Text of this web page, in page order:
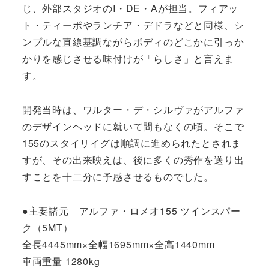
じ、外部スタジオのI・DE・Aが担当。フィアッ
ト・ティーポやランチア・デドラなどと同様、シ
ンプルな直線基調ながらボディのどこかに引っか
かりを感じさせる味付けが「らしさ」と言えま
す。
開発当時は、ワルター・デ・シルヴァがアルファ
のデザインヘッドに就いて間もなくの頃。そこで
155のスタイリイグは順調に進められたとされま
すが、その出来映えは、後に多くの秀作を送り出
すことを十二分に予感させるものでした。
●主要諸元 アルファ・ロメオ155 ツインスパー
ク（5MT）
全長4445mm×全幅1695mm×全高1440mm
車両重量 1280kg